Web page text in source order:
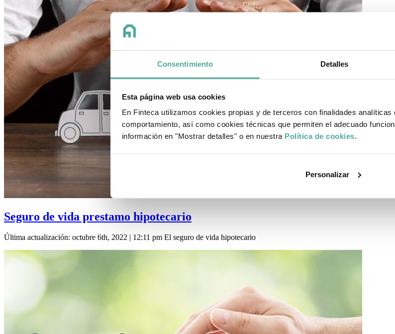
Consentimiento Detalles
Esta página web usa cookies
En Finteca utilizamos cookies propias y de terceros con finalidades
comportamiento, así como cookies técnicas que permiten el adecuado
información en "Mostrar detalles" o en nuestra Política de cookies.
Personalizar
Seguro de vida prestamo hipotecario
Última actualización: octubre 6th, 2022 | 12:11 pm El seguro de vida hipotecario